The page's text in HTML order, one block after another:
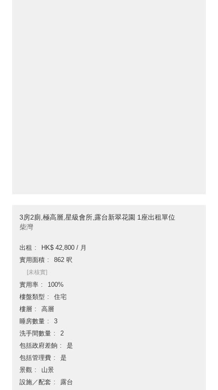
3房2廁,極高層,星級會所,露台新翠花園 1座出租單位
柴灣
出租
HK$ 42,800 / 月
實用面積
862 呎
[未核實]
實用率
100%
樓盤類型
住宅
樓層
高層
睡房數量
3
洗手間數量
2
包括政府差餉
是
包括管理費
是
景觀
山景
設施／配套
露台